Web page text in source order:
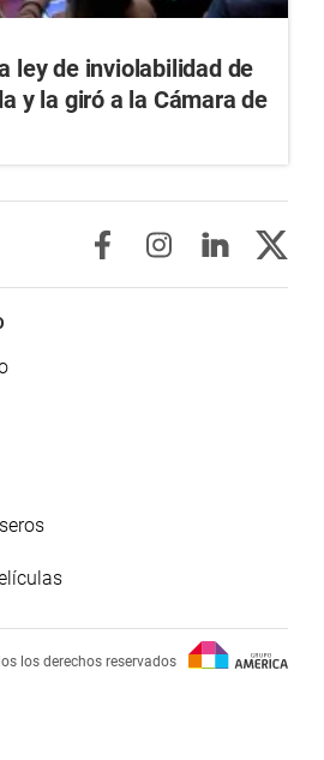
ley de inviolabilidad de
y la giró a la Cámara de
los derechos reservados